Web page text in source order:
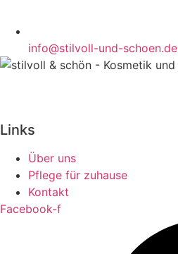
info@stilvoll-und-schoen.de
Links
Über uns
Pflege für zuhause
Kontakt
Facebook-f